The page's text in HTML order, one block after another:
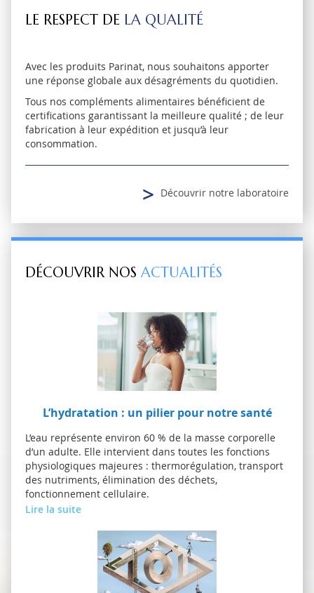
LE RESPECT DE LA QUALITÉ
Avec les produits Parinat, nous souhaitons apporter
une réponse globale aux désagréments du quotidien.
Tous nos compléments alimentaires bénéficient de
certifications garantissant la meilleure qualité ; de leur
fabrication à leur expédition et jusqu’à leur
consommation.
> Découvrir notre laboratoire
DÉCOUVRIR NOS ACTUALITÉS
L’hydratation : un pilier pour notre santé
L’eau représente environ 60 % de la masse corporelle
d’un adulte. Elle intervient dans toutes les fonctions
physiologiques majeures : thermorégulation, transport
des nutriments, élimination des déchets,
fonctionnement cellulaire.
Lire la suite